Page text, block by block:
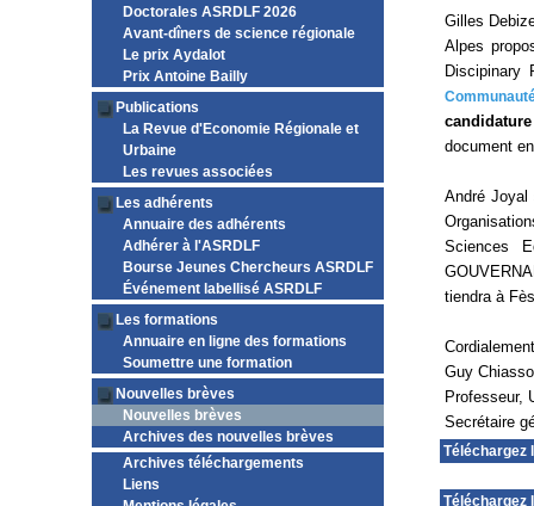
Doctorales ASRDLF 2026
Avant-dîners de science régionale
Le prix Aydalot
Prix Antoine Bailly
Publications
La Revue d'Economie Régionale et
Urbaine
Les revues associées
Les adhérents
Annuaire des adhérents
Adhérer à l'ASRDLF
Bourse Jeunes Chercheurs ASRDLF
Événement labellisé ASRDLF
Les formations
Annuaire en ligne des formations
Soumettre une formation
Nouvelles brèves
Nouvelles brèves
Archives des nouvelles brèves
Archives téléchargements
Liens
Gilles
Alpes
Discipinary
document
André Joyal
Sciences
tiendra à
Cordialement
Guy
Professeur,
Secrétaire
Téléchargez
Téléchargez